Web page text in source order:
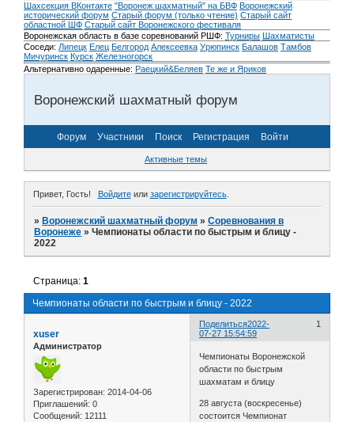
Шахсекция ВКонтакте "Воронеж шахматный" на БВФ Воронежский
исторический форум Cтарый форум (только чтение) Старый сайт
областной ШФ Старый сайт Воронежского фестиваля
Воронежская область в базе соревнований РШФ: Турниры Шахматисты
Соседи: Липецк Елец Белгород Алексеевка Урюпинск Балашов Тамбов
Мичуринск Курск Железногорск
Альтернативно одаренные: Раецкий&Беляев Те же и Яриков
Воронежский шахматный форум
Форум Участники Поиск Регистрация Войти
Активные темы
Привет, Гость! Войдитеили зарегистрируйтесь.
»Воронежский шахматный форум »Соревнования в
Воронеже »Чемпионаты области по быстрым и блицу -
2022
Чемпионаты области по быстрым и блицу - 2022
Страница:1
Поделиться 1
2022-
07-27 15:54:59
xuser
Администратор
Зарегистрирован: 2014-04-06
Приглашений: 0
Сообщений: 12111
Чемпионаты Воронежской
области по быстрым
шахматам и блицу
28 августа (воскресенье)
состоится Чемпионат